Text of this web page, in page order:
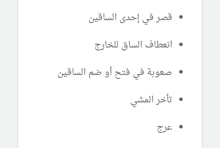
قصر في إحدى الساقين
انعطاف الساق للخارج
صعوبة في فتح أو ضم الساقين
تأخر المشي
عرج